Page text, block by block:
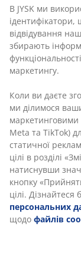
В JYSK ми
відвідування
збирають
маркетингу.
Коли ви даєте
ми ділимося
Meta та TikTok)
статичної
цілі в розділі
натиснувши
кнопку
цілі. Дізнайтеся
персональних
щодо файлів